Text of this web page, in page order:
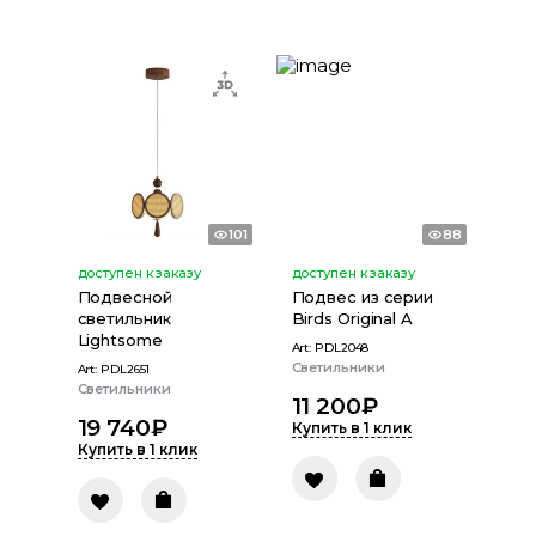
101
доступен к заказу
Подвесной
светильник
Lightsome
Art: PDL2651
Светильники
19 740₽
Купить в 1 клик
88
доступен к заказу
Подвес из серии
Birds Original A
Art: PDL2048
Светильники
11 200₽
Купить в 1 клик